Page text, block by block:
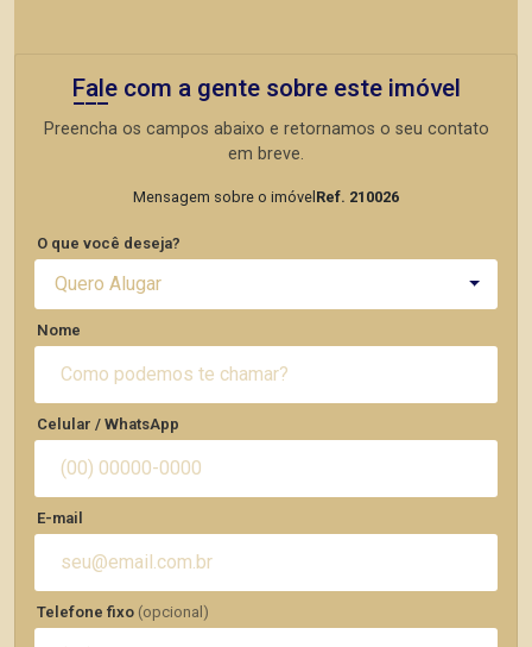
Fale com a gente sobre este imóvel
Preencha os campos abaixo e retornamos o seu contato
em breve.
Mensagem sobre o imóvel Ref. 210026
O que você deseja?
Quero Alugar
Nome
Celular / WhatsApp
E-mail
Telefone fixo (opcional)